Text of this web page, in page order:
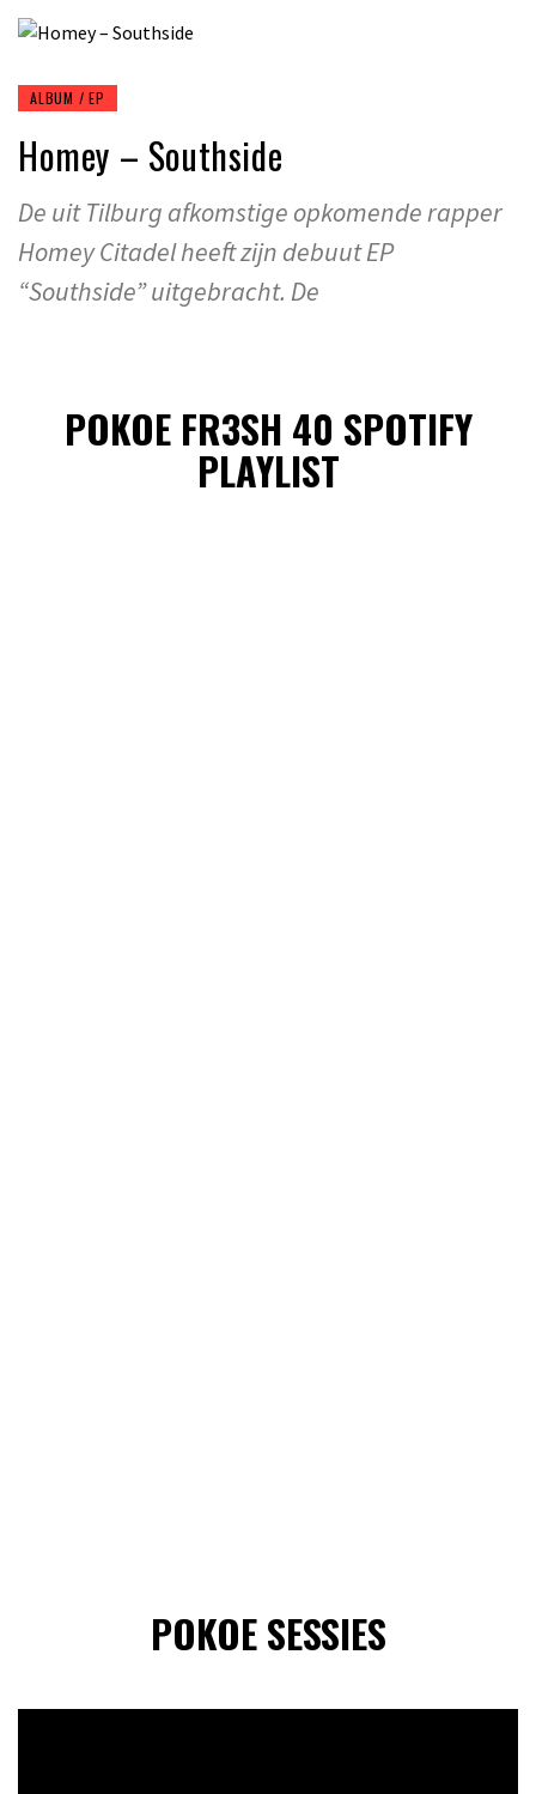
ALBUM / EP
Homey – Southside
De uit Tilburg afkomstige opkomende rapper
Homey Citadel heeft zijn debuut EP
“Southside” uitgebracht. De
POKOE FR3SH 40 SPOTIFY
PLAYLIST
POKOE SESSIES